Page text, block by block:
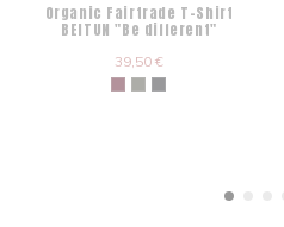
Organic Fairtrade T-Shirt
BEITUN "Be different"
39,50 €